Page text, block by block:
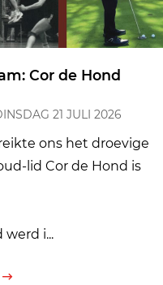
Cor de Hond
21 JULI 2026
ons het droevige
lid Cor de Hond is
werd i...